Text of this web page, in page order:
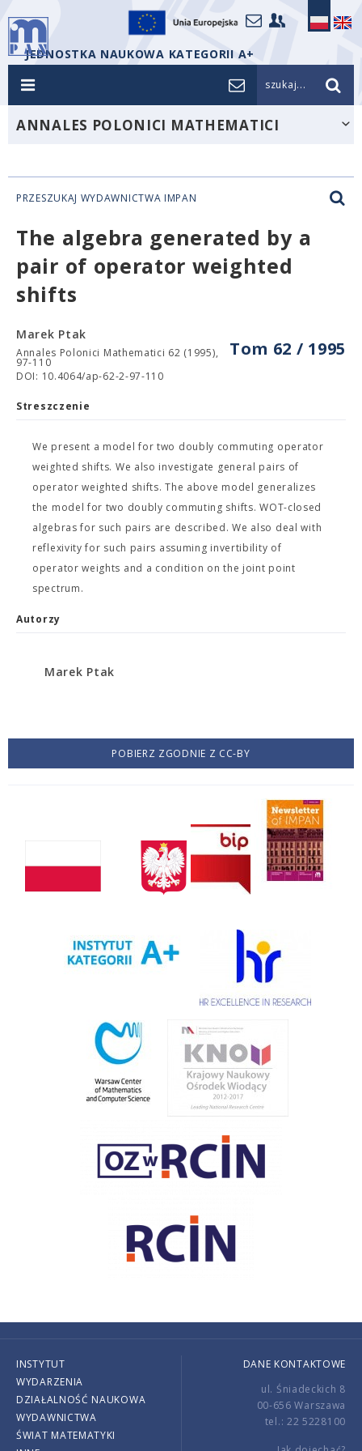
JEDNOSTKA NAUKOWA KATEGORII A+
szukaj...
ANNALES POLONICI MATHEMATICI
PRZESZUKAJ WYDAWNICTWA IMPAN
The algebra generated by a
pair of operator weighted
shifts
Tom 62 / 1995
Marek Ptak
Annales Polonici Mathematici 62 (1995),
97-110
DOI: 10.4064/ap-62-2-97-110
Streszczenie
We present a model for two doubly commuting operator
weighted shifts. We also investigate general pairs of
operator weighted shifts. The above model generalizes
the model for two doubly commuting shifts. WOT-closed
algebras for such pairs are described. We also deal with
reflexivity for such pairs assuming invertibility of
operator weights and a condition on the joint point
spectrum.
Autorzy
Marek Ptak
POBIERZ ZGODNIE Z CC-BY
INSTYTUT
WYDARZENIA
DZIAŁALNOŚĆ NAUKOWA
WYDAWNICTWA
ŚWIAT MATEMATYKI
DANE KONTAKTOWE
ul. Śniadeckich 8
00-656 Warszawa
tel.: 22 5228100